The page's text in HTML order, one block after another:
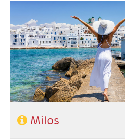
Características
Ruta: 2 noches (ampliables) en Milos
Régimen: A elección del cliente
Hoteles: Elegir entre 3* , 4* y 5*
Milos